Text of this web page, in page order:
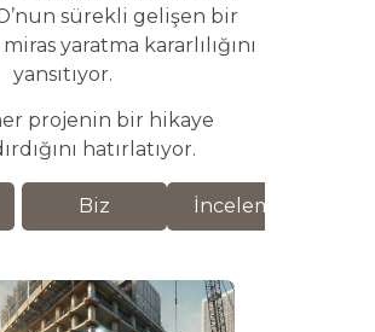
sürekli gelişen bir
yaratma kararlılığını
yansıtıyor.
projenin bir hikaye
hatırlatıyor.
Biz İnceleme